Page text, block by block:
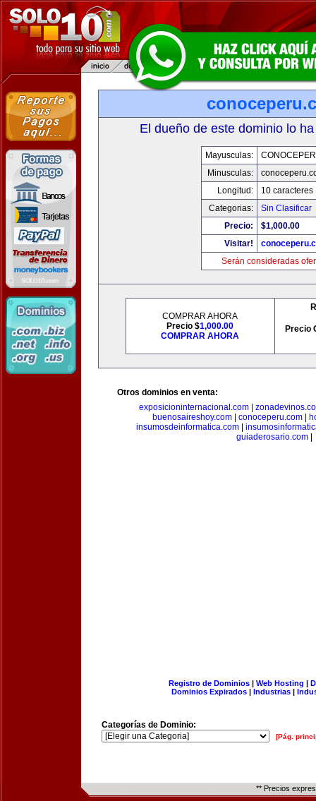
El dueño de este dominio lo
Mayusculas:
Minusculas:
Longitud:
10 caracteres
Categorias:
Sin Clasificar
Precio:
$1,000.00
Visitar!
Serán consideradas
COMPRAR AHORA
Precio $1,000.00
COMPRAR AHORA
Precio
Otros dominios en venta:
exposicioninternacional.com
buenosaireshoy.com| conoceperu.com|
insumosdeinformatica.com|
guiaderosario.com
Registro de Dominios| Web Hosting |
Dominios Expirados | Industrias |
Categorías de Dominio:
[Pág.
** Precios